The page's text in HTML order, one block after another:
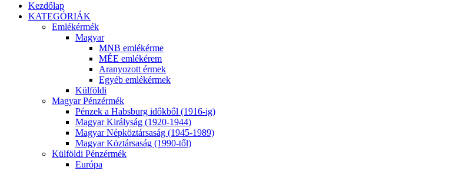
Kezdőlap
KATEGÓRIÁK
Emlékérmék
Magyar
MNB emlékérme
MÉE emlékérem
Aranyozott érmek
Egyéb emlékérmek
Külföldi
Magyar Pénzérmék
Pénzek a Habsburg időkből (1916-ig)
Magyar Királyság (1920-1944)
Magyar Népköztársaság (1945-1989)
Magyar Köztársaság (1990-től)
Külföldi Pénzérmék
Európa